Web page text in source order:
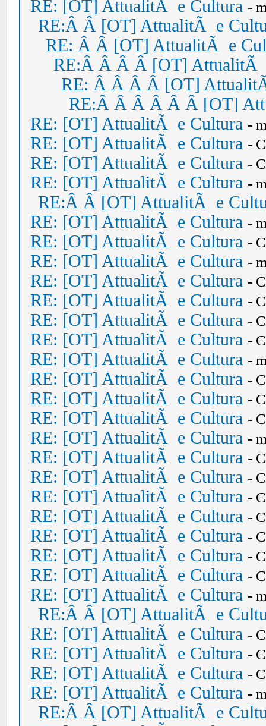
RE: [OT] AttualitÃ e Cultura -
RE:Â Â [OT] AttualitÃ e
RE: Â Â [OT] AttualitÃ e
RE:Â Â Â Â [OT] AttualitÃ
RE: Â Â Â Â [OT]
RE:Â Â Â Â Â Â [OT]
RE: [OT] AttualitÃ e Cultura -
RE: [OT] AttualitÃ e Cultura -
RE: [OT] AttualitÃ e Cultura -
RE: [OT] AttualitÃ e Cultura -
RE:Â Â [OT] AttualitÃ e
RE: [OT] AttualitÃ e Cultura -
RE: [OT] AttualitÃ e Cultura -
RE: [OT] AttualitÃ e Cultura -
RE: [OT] AttualitÃ e Cultura -
RE: [OT] AttualitÃ e Cultura -
RE: [OT] AttualitÃ e Cultura -
RE: [OT] AttualitÃ e Cultura -
RE: [OT] AttualitÃ e Cultura -
RE: [OT] AttualitÃ e Cultura -
RE: [OT] AttualitÃ e Cultura -
RE: [OT] AttualitÃ e Cultura -
RE: [OT] AttualitÃ e Cultura -
RE: [OT] AttualitÃ e Cultura -
RE: [OT] AttualitÃ e Cultura -
RE: [OT] AttualitÃ e Cultura -
RE: [OT] AttualitÃ e Cultura -
RE: [OT] AttualitÃ e Cultura -
RE: [OT] AttualitÃ e Cultura -
RE: [OT] AttualitÃ e Cultura -
RE: [OT] AttualitÃ e Cultura -
RE:Â Â [OT] AttualitÃ e
RE: [OT] AttualitÃ e Cultura -
RE: [OT] AttualitÃ e Cultura -
RE: [OT] AttualitÃ e Cultura -
RE: [OT] AttualitÃ e Cultura -
RE:Â Â [OT] AttualitÃ e